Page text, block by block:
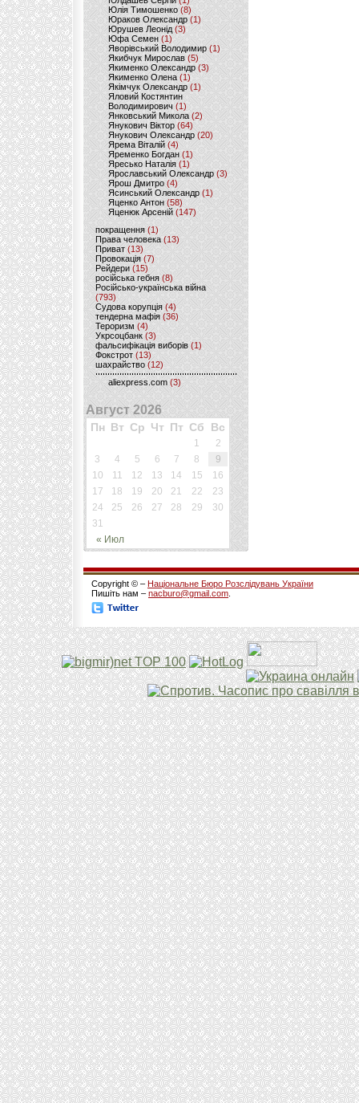
Юлія Тимошенко (8)
Юраков Олександр (1)
Юрушев Леонід (3)
Юфа Семен (1)
Яворівський Володимир (1)
Якибчук Мирослав (5)
Якименко Олександр (3)
Якименко Олена(1)
Якімчук Олександр (1)
Яловий Костянтин
Володимирович (1)
Янковський Микола(2)
Янукович Віктор (64)
Янукович Олександр(20)
Ярема Віталій(4)
Яременко Богдан(1)
Яресько Наталія(1)
Ярославський Олександр (3)
Ярош Дмитро (4)
Ясинський Олександр (1)
Яценко Антон(58)
Яценюк Арсеній (147)
покращення (1)
Права человека(13)
Приват (13)
Провокація (7)
Рейдери (15)
російська гебня (8)
Російсько-українська війна
(793)
Судова корупція (4)
тендерна мафія (36)
Тероризм (4)
Укрсоцбанк (3)
фальсифікація виборів (1)
Фокстрот(13)
шахрайство (12)
aliexpress.com (3)
Август 2026
Пн Вт Ср Чт Пт Сб Вс
« Июл
1
2
3
4 5 6 7 8
9
10
11 12 13 14 15
16
17
18 19 20 21 22
23
24
25 26 27 28 29
30
31
Copyright © – Національне Бюро Розслідувань України
Пишіть нам – nacburo@gmail.com